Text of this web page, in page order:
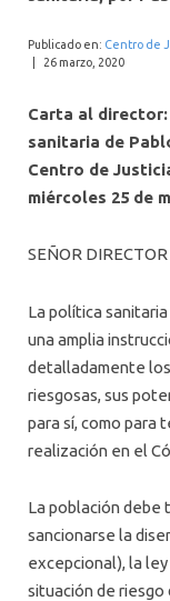
Publicado en: Centro de
26 marzo, 2020
Carta al
sanitaria de
Centro de
miércoles 25 de
SEÑOR DIRECTOR
La política
una amplia
detalladamente
riesgosas, sus
para sí, como para
realización en el
La población debe
sancionarse la
excepcional), la
situación de